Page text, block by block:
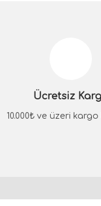
Ücretsiz
10.000₺ ve üzeri